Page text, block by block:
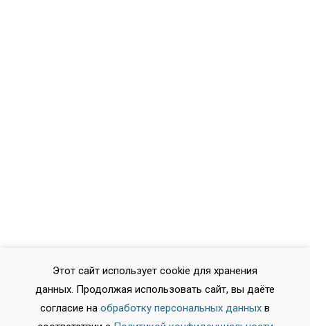
Этот сайт использует cookie для хранения
данных. Продолжая использовать сайт, вы даёте
согласие на обработку персональных данных в